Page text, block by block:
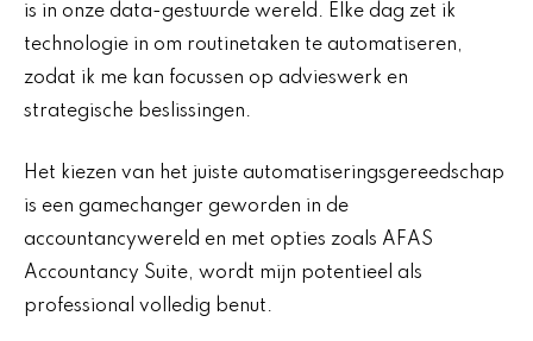
is in onze data-gestuurde wereld. Elke dag zet ik
technologie in om routinetaken te automatiseren,
zodat ik me kan focussen op advieswerk en
strategische beslissingen.
Het kiezen van het juiste automatiseringsgereedschap
is een gamechanger geworden in de
accountancywereld en met opties zoals AFAS
Accountancy Suite, wordt mijn potentieel als
professional volledig benut.